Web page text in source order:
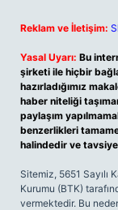
Reklam ve İletişim:
Yasal Uyarı: Bu
şirketi ile hiçbir
hazırladığımız
haber niteliği
paylaşım
benzerlikleri
halindedir ve
Sitemiz, 5651 Sayılı
Kurumu (BTK)
vermektedir. Bu